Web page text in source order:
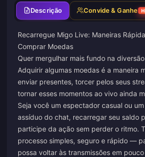
Descrição Convide & Ganhe
Recarregue Migo Live: Maneiras
Comprar Moedas
Quer mergulhar mais fundo na
Adquirir algumas moedas é a maneira
enviar presentes, torcer pelos seus
tornar esses momentos ao vivo ainda
Seja você um espectador casual ou
assíduo do chat, recarregar seu saldo
participe da ação sem perder o ritmo.
processo simples, seguro e rápido —
possa voltar às transmissões em